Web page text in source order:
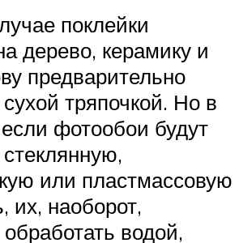
поклейки
дерево, керамику и
предварительно
тряпочкой. Но в
фотообои будут
или пластмассовую
их, наоборот,
водой,